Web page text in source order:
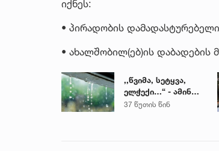
იქნეს:
• პირადობის
• ახალშობილ(ებ)ის დაბადების
,,წვიმა, სეტყვა,
ელჭექი…“ - ამინდი
უარესდება
37 წუთის წინ